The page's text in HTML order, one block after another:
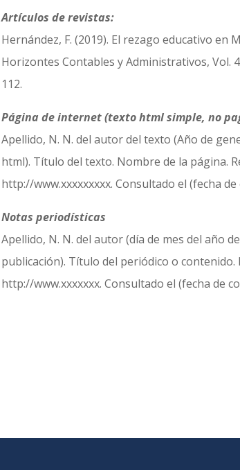
Artículos de revistas:
Hernández, F. (2019). El rezago educativo en
Horizontes Contables y Administrativos, Vol.
112.
Página de internet (texto html simple, no
Apellido, N. N. del autor del texto (Año de
html). Título del texto. Nombre de la página.
http://www.xxxxxxxxx. Consultado el (fecha
Notas periodísticas
Apellido, N. N. del autor (día de mes del año de
publicación). Título del periódico o contenido.
http://www.xxxxxxx. Consultado el (fecha de